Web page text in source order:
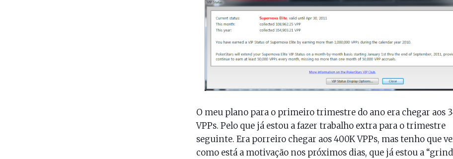
O meu plano para o primeiro trimestre do ano era chegar aos
VPPs. Pelo que já estou a fazer trabalho extra para o trimestre
seguinte. Era porreiro chegar aos 400K VPPs, mas tenho que
como está a motivação nos próximos dias, que já estou a